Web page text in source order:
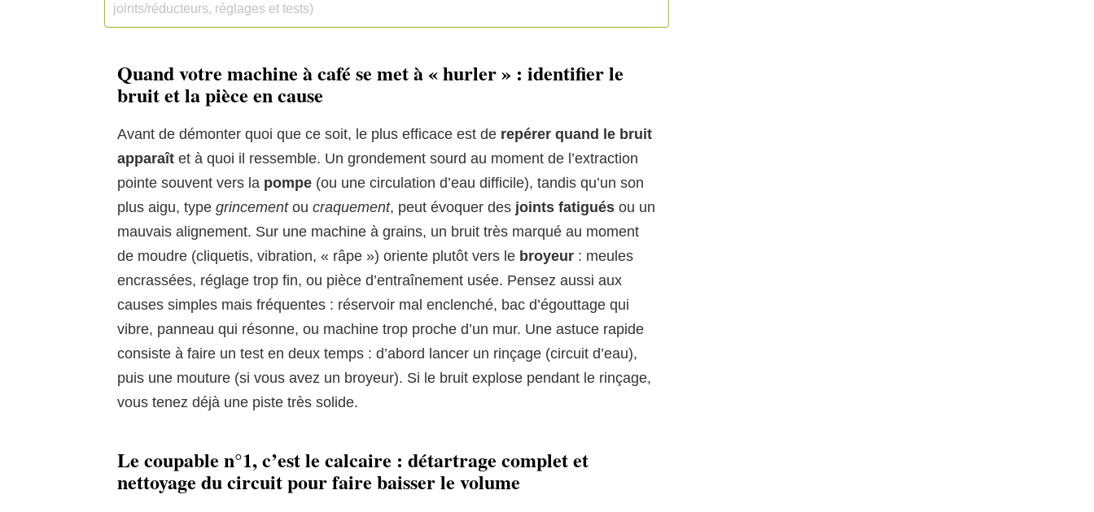
joints/réducteurs, réglages et tests)
Quand votre machine à café se met à « hurler » : identifier le
bruit et la pièce en cause
Avant de démonter quoi que ce soit, le plus efficace est de repérer quand le bruit
apparaît et à quoi il ressemble. Un grondement sourd au moment de l’extraction
pointe souvent vers la pompe (ou une circulation d’eau difficile), tandis qu’un son
plus aigu, type grincementou craquement, peut évoquer des joints fatigués ou un
mauvais alignement. Sur une machine à grains, un bruit très marqué au moment
de moudre (cliquetis, vibration, « râpe ») oriente plutôt vers le broyeur : meules
encrassées, réglage trop fin, ou pièce d’entraînement usée. Pensez aussi aux
causes simples mais fréquentes : réservoir mal enclenché, bac d’égouttage qui
vibre, panneau qui résonne, ou machine trop proche d’un mur. Une astuce rapide
consiste à faire un test en deux temps : d’abord lancer un rinçage (circuit d’eau),
puis une mouture (si vous avez un broyeur). Si le bruit explose pendant le rinçage,
vous tenez déjà une piste très solide.
Le coupable n°1, c’est le calcaire : détartrage complet et
nettoyage du circuit pour faire baisser le volume